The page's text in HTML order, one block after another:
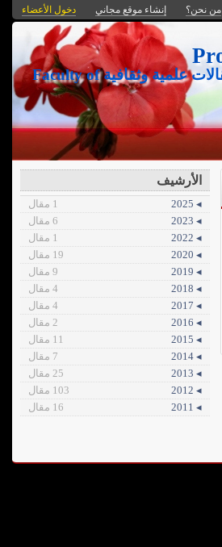
من نحن؟ إنشاء موقع مجاني دخول الأعضاء
كلية الزراعة جامعة عين شمس- موقع علمي متخصص في علوم الدواجن - مقالات علمية وثقافية Faculty of
الأرشيف
◂ 2025
1 مقال
◂ 2023
6 مقال
◂ 2022
1 مقال
◂ 2020
19 مقال
◂ 2019
9 مقال
◂ 2018
4 مقال
◂ 2017
4 مقال
◂ 2016
2 مقال
◂ 2015
11 مقال
◂ 2014
7 مقال
◂ 2013
25 مقال
◂ 2012
103 مقال
◂ 2011
16 مقال